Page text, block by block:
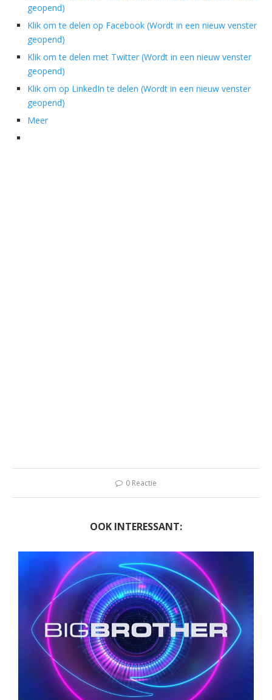
geopend)
Klik om te delen op Facebook (Wordt in een nieuw venster
geopend)
Klik om te delen met Twitter (Wordt in een nieuw venster
geopend)
Klik om op LinkedIn te delen (Wordt in een nieuw venster
geopend)
Meer
0 Reactie
OOK INTERESSANT: